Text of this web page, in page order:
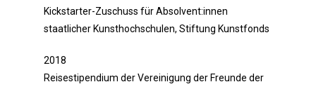
Kickstarter-Zuschuss für Absolvent:innen
staatlicher Kunsthochschulen, Stiftung Kunstfonds
2018
Reisestipendium der Vereinigung der Freunde der